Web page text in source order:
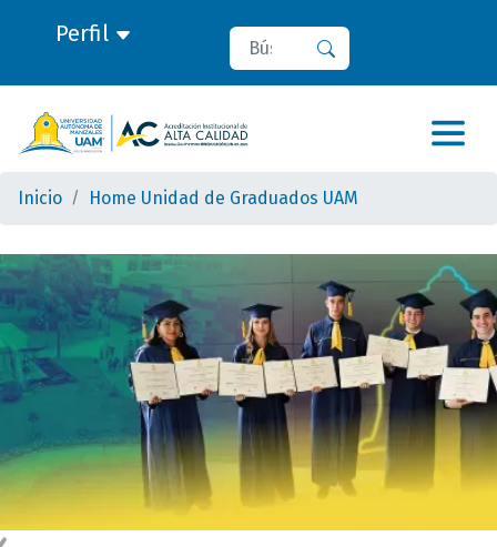
Perfil Buscar
Inicio Home Unidad de Graduados UAM